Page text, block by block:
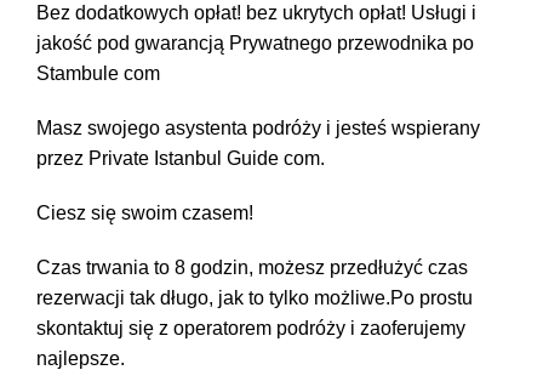
Bez dodatkowych opłat! bez ukrytych opłat! Usługi i
jakość pod gwarancją Prywatnego przewodnika po
Stambule com
Masz swojego asystenta podróży i jesteś wspierany
przez Private Istanbul Guide com.
Ciesz się swoim czasem!
Czas trwania to 8 godzin, możesz przedłużyć czas
rezerwacji tak długo, jak to tylko możliwe.Po prostu
skontaktuj się z operatorem podróży i zaoferujemy
najlepsze.